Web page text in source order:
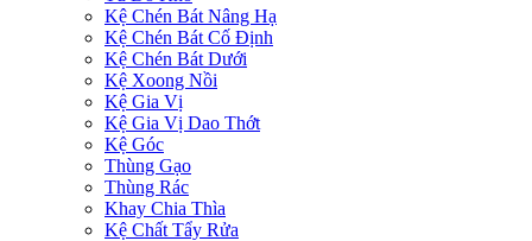
Kệ Chén Bát Nâng Hạ
Kệ Chén Bát Cố Định
Kệ Chén Bát Dưới
Kệ Xoong Nồi
Kệ Gia Vị
Kệ Gia Vị Dao Thớt
Kệ Góc
Thùng Gạo
Thùng Rác
Khay Chia Thìa
Kệ Chất Tẩy Rửa